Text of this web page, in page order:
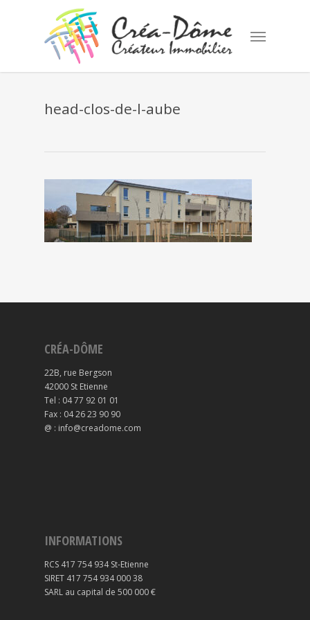
Menu
head-clos-de-l-aube
CRÉA-DÔME
22B, rue Bergson
42000 St Etienne
Tel : 04 77 92 01 01
Fax : 04 26 23 90 90
@ : info@creadome.com
INFORMATIONS
RCS 417 754 934 St-Etienne
SIRET 417 754 934 000 38
SARL au capital de 500 000 €